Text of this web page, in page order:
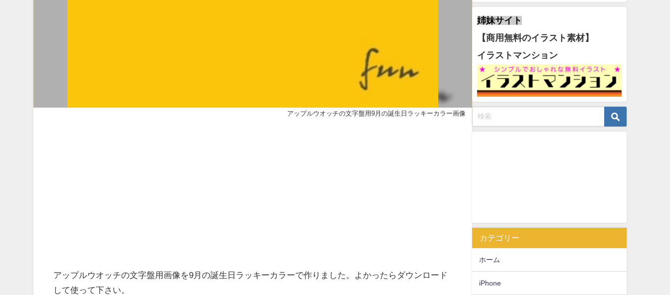
アップルウオッチの文字盤用9月の誕生日ラッキーカラー画像
アップルウオッチの文字盤用画像を9月の誕生日ラッキーカラーで作りました。よかったらダウンロード
して使って下さい。
姉妹サイト
【商用無料のイラスト素材】
イラストマンション
カテゴリー
ホーム
iPhone